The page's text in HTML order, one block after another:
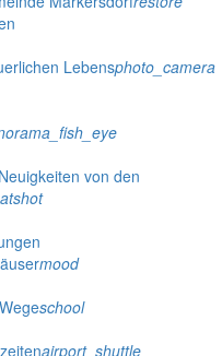
Lebensphoto_camera
von den
mood
school
airport_shuttle